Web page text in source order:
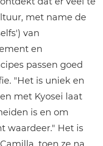
met name de
van
en
passen goed
"Het is uniek en
met Kyosei laat
is en om
waardeer." Het is